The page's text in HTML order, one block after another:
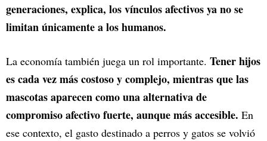
generaciones, explica, los vínculos afectivos ya no se
limitan únicamente a los humanos.
La economía también juega un rol importante. Tener hijos
es cada vez más costoso y complejo, mientras que las
mascotas aparecen como una alternativa de
compromiso afectivo fuerte, aunque más accesible. En
ese contexto, el gasto destinado a perros y gatos se volvió